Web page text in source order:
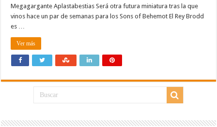
Megagargante Aplastabestias Será otra futura miniatura tras la que
vinos hace un par de semanas para los Sons of Behemot El Rey Brodd
es …
Ver más